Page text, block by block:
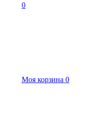
0
Моя корзина 0